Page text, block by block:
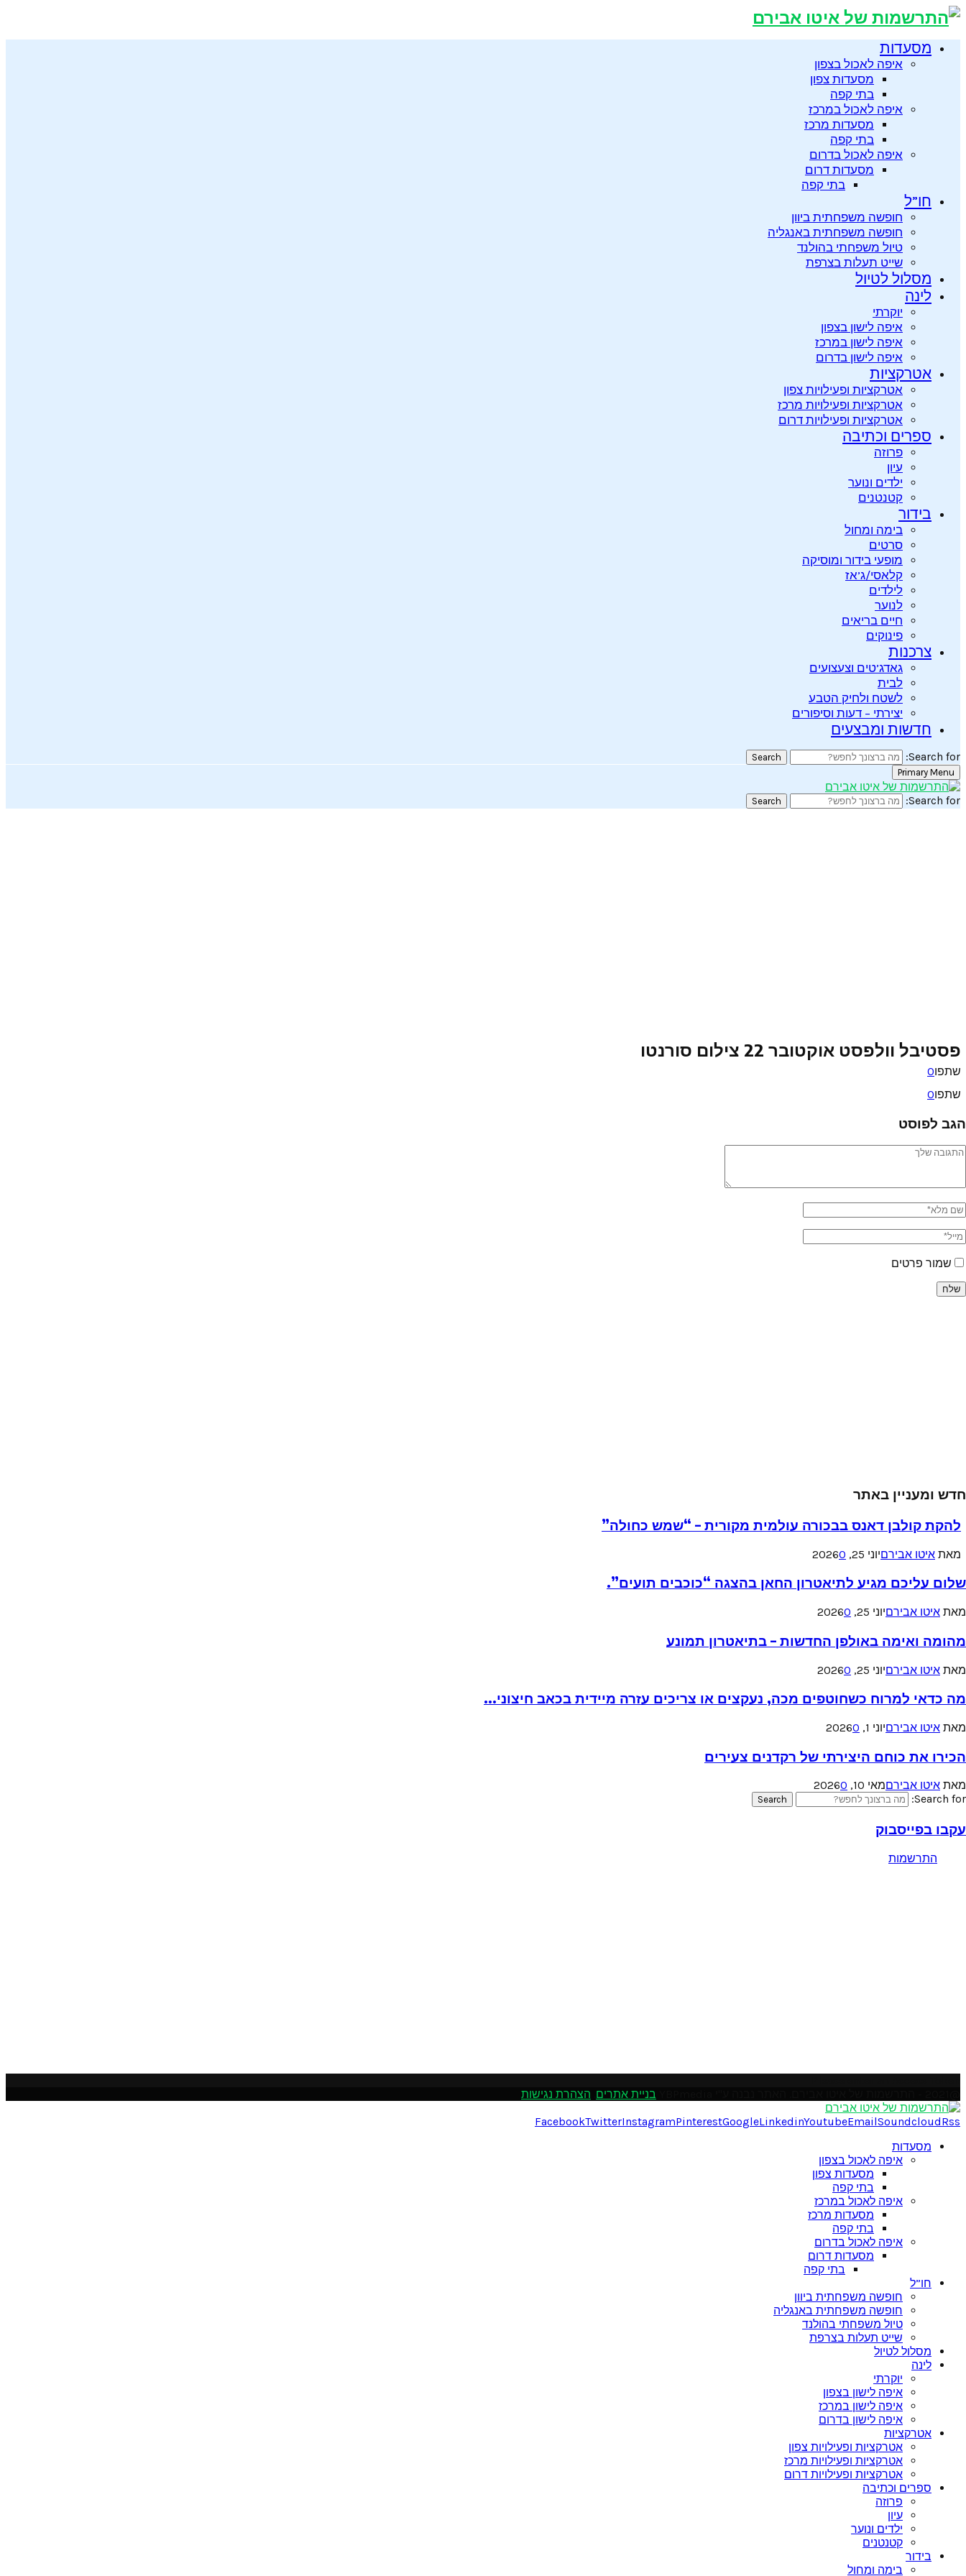
מסעדות
איפה לאכול בצפון
מסעדות צפון
בתי קפה
איפה לאכול במרכז
מסעדות מרכז
בתי קפה
איפה לאכול בדרום
מסעדות דרום
בתי קפה
חו”ל
חופשה משפחתית ביוון
חופשה משפחתית באנגליה
טיול משפחתי בהולנד
שייט תעלות בצרפת
מסלול לטיול
לינה
יוקרתי
איפה לישון בצפון
איפה לישון במרכז
איפה לישון בדרום
אטרקציות
אטרקציות ופעילויות צפון
אטרקציות ופעילויות מרכז
אטרקציות ופעילויות דרום
ספרים וכתיבה
פרוזה
עיון
ילדים ונוער
קטנטנים
בידור
בימה ומחול
סרטים
מופעי בידור ומוסיקה
קלאסי/ג’אז
לילדים
לנוער
חיים בריאים
פינוקים
צרכנות
גאדג’טים וצעצועים
לבית
לשטח ולחיק הטבע
יצירתי – דעות וסיפורים
חדשות ומבצעים
Search for:
Search
Primary Menu
Search for:
Search
פסטיבל וולפסט אוקטובר 22 צילום סורנטו
שתפו0
שתפו0
הגב לפוסט
שמור פרטים
חדש ומעניין באתר
להקת קולבן דאנס בבכורה עולמית מקורית – “שמש כחולה”
מאת איטו אבירםיוני 25, 2026 0
שלום עליכם מגיע לתיאטרון החאן בהצגה “כוכבים תועים”.
מאת איטו אבירםיוני 25, 2026 0
מהומה ואימה באולפן החדשות – בתיאטרון תמונע
מאת איטו אבירםיוני 25, 2026 0
מה כדאי למרוח כשחוטפים מכה, נעקצים או צריכים עזרה מיידית בכאב חיצוני...
מאת איטו אבירםיוני 1, 2026 0
הכירו את כוחם היצירתי של רקדנים צעירים
מאת איטו אבירםמאי 10, 2026
0
Search for:
Search
עקבו בפייסבוק
התרשמות
בניית אתרים הצהרת נגישות
FacebookTwitterInstagramPinterestGoogleLinkedinYoutubeEmailSoundcloudRss
מסעדות
איפה לאכול בצפון
מסעדות צפון
בתי קפה
איפה לאכול במרכז
מסעדות מרכז
בתי קפה
איפה לאכול בדרום
מסעדות דרום
בתי קפה
חו”ל
חופשה משפחתית ביוון
חופשה משפחתית באנגליה
טיול משפחתי בהולנד
שייט תעלות בצרפת
מסלול לטיול
לינה
יוקרתי
איפה לישון בצפון
איפה לישון במרכז
איפה לישון בדרום
אטרקציות
אטרקציות ופעילויות צפון
אטרקציות ופעילויות מרכז
אטרקציות ופעילויות דרום
ספרים וכתיבה
פרוזה
עיון
ילדים ונוער
קטנטנים
בידור
בימה ומחול